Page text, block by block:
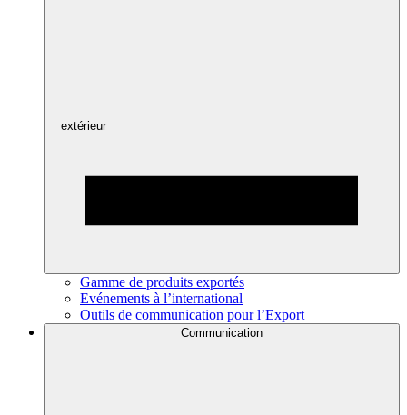
extérieur
Gamme de produits exportés
Evénements à l’international
Outils de communication pour l’Export
Communication